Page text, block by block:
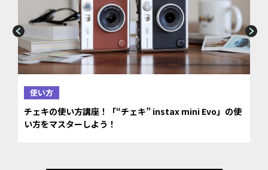
使い方
チェキの使い方講座！「“チェキ” instax mini Evo」の使
い方をマスターしよう！